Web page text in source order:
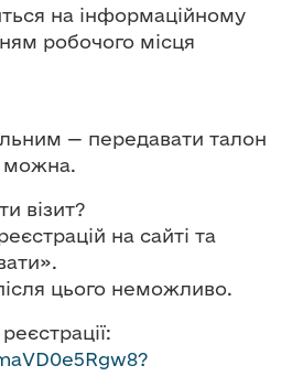
на інформаційному
робочого місця
— передавати талон
можна.
візит?
на сайті та
цього неможливо.